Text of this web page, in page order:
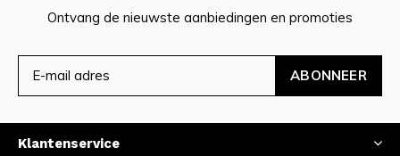
Ontvang de nieuwste aanbiedingen en promoties
ABONNEER
Klantenservice